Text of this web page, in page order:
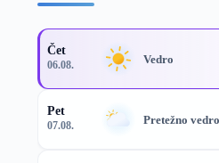
Čet
06.08. Vedro
Pet
07.08. Pretežno vedro